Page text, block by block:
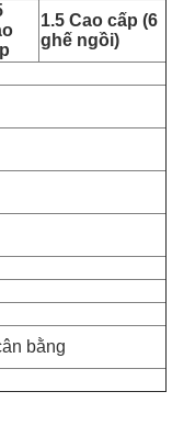
1.5 Cao cấp (6
ghế ngồi)
bằng